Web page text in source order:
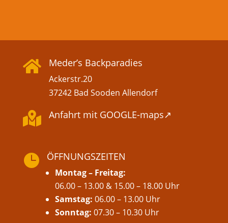
 Meder’s Backparadies
Ackerstr.20
37242 Bad Sooden Allendorf
 Anfahrt mit GOOGLE-maps↗
 ÖFFNUNGSZEITEN
Montag – Freitag:
06.00 – 13.00 & 15.00 – 18.00 Uhr
Samstag: 06.00 – 13.00 Uhr
Sonntag: 07.30 – 10.30 Uhr